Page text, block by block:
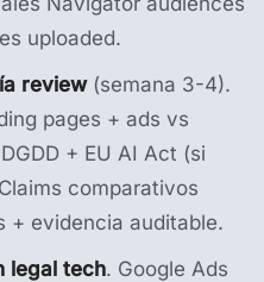
uploaded.
review(semana 3-4).
pages + ads vs
+ EU AI Act (si
comparativos
+ evidencia auditable.
legal tech. Google Ads